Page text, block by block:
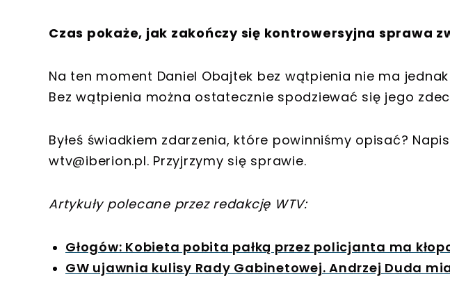
Czas pokaże, jak zakończy się kontrowersyjna sprawa
Na ten moment Daniel Obajtek bez wątpienia nie ma
Bez wątpienia można ostatecznie spodziewać się jego
Byłeś świadkiem zdarzenia, które powinniśmy opisać?
wtv@iberion.pl. Przyjrzymy się sprawie.
Artykuły polecane przez redakcję WTV:
Głogów: Kobieta pobita pałką przez policjanta ma
GW ujawnia kulisy Rady Gabinetowej. Andrzej Duda